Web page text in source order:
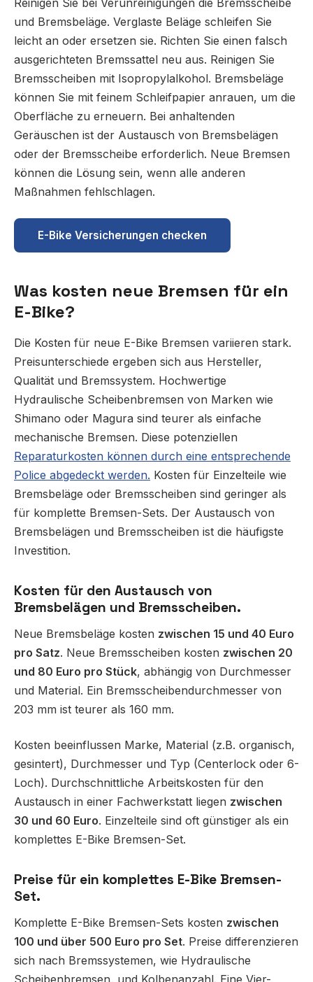
Reinigen Sie bei Verunreinigungen die Bremsscheibe
und Bremsbeläge. Verglaste Beläge schleifen Sie
leicht an oder ersetzen sie. Richten Sie einen falsch
ausgerichteten Bremssattel neu aus. Reinigen Sie
Bremsscheiben mit Isopropylalkohol. Bremsbeläge
können Sie mit feinem Schleifpapier anrauen, um die
Oberfläche zu erneuern. Bei anhaltenden
Geräuschen ist der Austausch von Bremsbelägen
oder der Bremsscheibe erforderlich. Neue Bremsen
können die Lösung sein, wenn alle anderen
Maßnahmen fehlschlagen.
E-Bike Versicherungen checken
Was kosten neue Bremsen für ein
E-Bike?
Die Kosten für neue E-Bike Bremsen variieren stark.
Preisunterschiede ergeben sich aus Hersteller,
Qualität und Bremssystem. Hochwertige
Hydraulische Scheibenbremsen von Marken wie
Shimano oder Magura sind teurer als einfache
mechanische Bremsen. Diese potenziellen
Reparaturkosten können durch eine entsprechende
Police abgedeckt werden. Kosten für Einzelteile wie
Bremsbeläge oder Bremsscheiben sind geringer als
für komplette Bremsen-Sets. Der Austausch von
Bremsbelägen und Bremsscheiben ist die häufigste
Investition.
Kosten für den Austausch von
Bremsbelägen und Bremsscheiben.
Neue Bremsbeläge kosten zwischen 15 und 40 Euro
pro Satz. Neue Bremsscheiben kosten zwischen 20
und 80 Euro pro Stück, abhängig von Durchmesser
und Material. Ein Bremsscheibendurchmesser von
203 mm ist teurer als 160 mm.
Kosten beeinflussen Marke, Material (z.B. organisch,
gesintert), Durchmesser und Typ (Centerlock oder 6-
Loch). Durchschnittliche Arbeitskosten für den
Austausch in einer Fachwerkstatt liegen zwischen
30 und 60 Euro. Einzelteile sind oft günstiger als ein
komplettes E-Bike Bremsen-Set.
Preise für ein komplettes E-Bike Bremsen-
Set.
Komplette E-Bike Bremsen-Sets kosten zwischen
100 und über 500 Euro pro Set. Preise differenzieren
sich nach Bremssystemen, wie Hydraulische